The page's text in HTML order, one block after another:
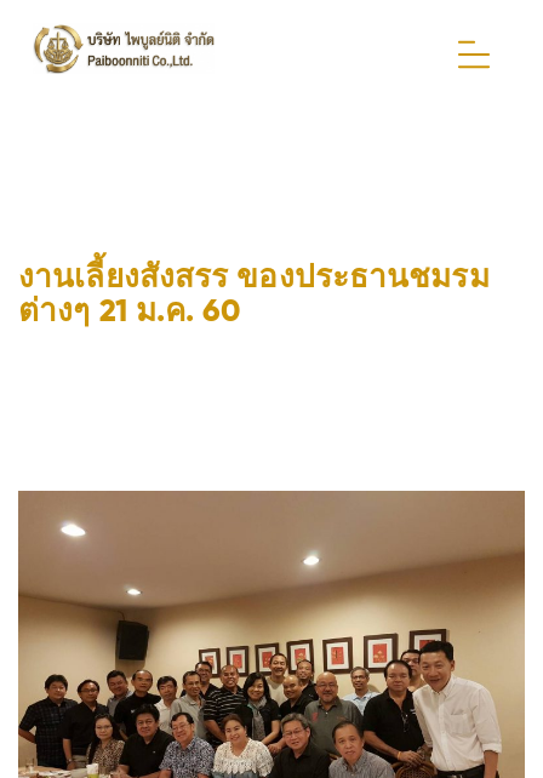
งานเลี้ยงสังสรร ของประธานชมรม
ต่างๆ 21 ม.ค. 60